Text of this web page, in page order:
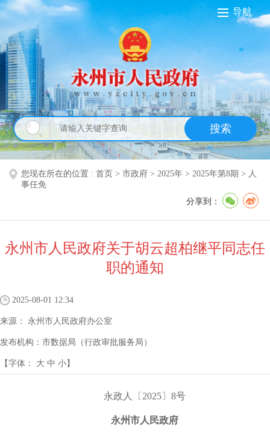
导航
搜索
您现在所在的位置 : 首页 > 市政府 > 2025年 > 2025年第8期 > 人
事任免
分享到：
永州市人民政府关于胡云超柏继平同志任
职的通知
2025-08-01 12:34
来源： 永州市人民政府办公室
发布机构： 市数据局（行政审批服务局）
【字体： 大 中 小】
永政人〔2025〕8号
永州市人民政府